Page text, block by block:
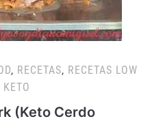
, RECETAS, RECETAS LOW
(Keto Cerdo